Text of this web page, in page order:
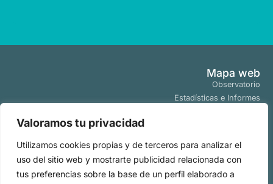
Valoramos tu privacidad
Utilizamos cookies propias y de terceros para analizar el
uso del sitio web y mostrarte publicidad relacionada con
tus preferencias sobre la base de un perfil elaborado a
Mapa web
Observatorio
Estadísticas e Informes
Tendencias
Políticas